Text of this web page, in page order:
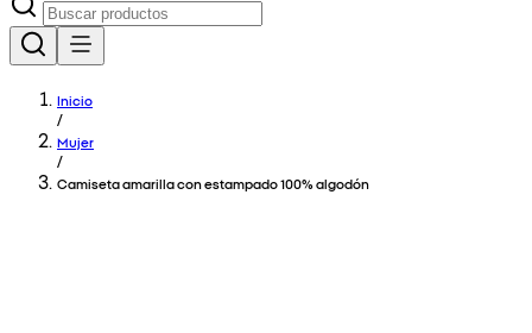
Inicio
/
Mujer
/
Camiseta amarilla con estampado 100% algodón